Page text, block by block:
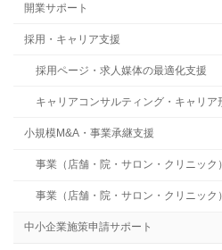
開業サポート
採用・キャリア支援
採用ページ・求人媒体の最適化支援
キャリアコンサルティング・キャリア
小規模M&A・事業承継支援
事業（店舗・院・サロン・クリニック
事業（店舗・院・サロン・クリニック
中小企業施策申請サポート